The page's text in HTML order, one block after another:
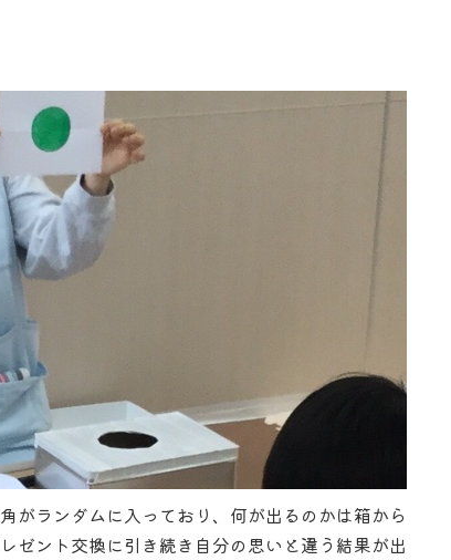
がランダムに入っており、何が出るのかは箱から
ゼント交換に引き続き自分の思いと違う結果が出